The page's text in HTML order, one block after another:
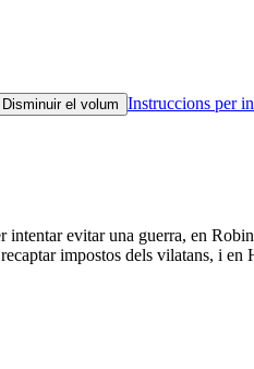
Disminuir el volum Instruccions per
evitar una guerra, en
impostos dels vilatans, i en